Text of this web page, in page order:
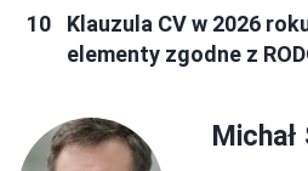
Klauzula CV w 2026
elementy zgodne z